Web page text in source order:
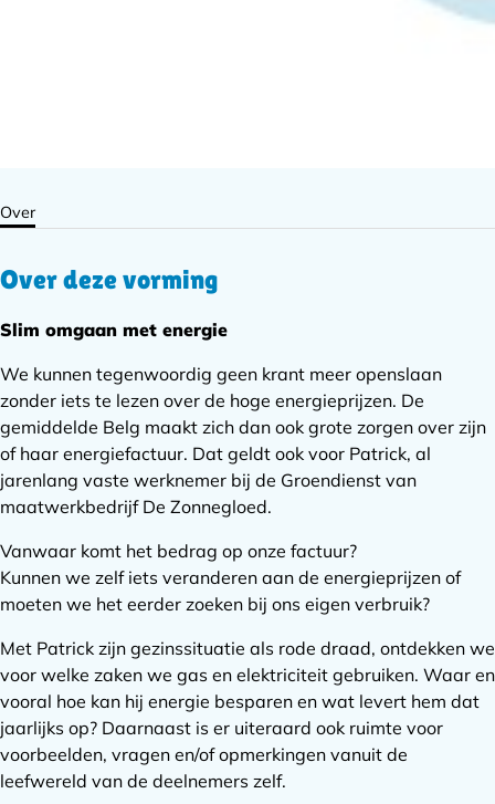
Over
Over deze vorming
Slim omgaan met energie
We kunnen tegenwoordig geen krant meer openslaan
zonder iets te lezen over de hoge energieprijzen. De
gemiddelde Belg maakt zich dan ook grote zorgen over zijn
of haar energiefactuur. Dat geldt ook voor Patrick, al
jarenlang vaste werknemer bij de Groendienst van
maatwerkbedrijf De Zonnegloed.
Vanwaar komt het bedrag op onze factuur?
Kunnen we zelf iets veranderen aan de energieprijzen of
moeten we het eerder zoeken bij ons eigen verbruik?
Met Patrick zijn gezinssituatie als rode draad, ontdekken we
voor welke zaken we gas en elektriciteit gebruiken. Waar en
vooral hoe kan hij energie besparen en wat levert hem dat
jaarlijks op? Daarnaast is er uiteraard ook ruimte voor
voorbeelden, vragen en/of opmerkingen vanuit de
leefwereld van de deelnemers zelf.